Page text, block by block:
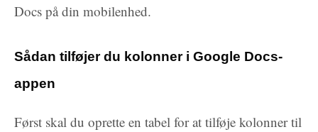
Docs på din mobilenhed.
Sådan tilføjer du kolonner i Google Docs-
appen
Først skal du oprette en tabel for at tilføje kolonner til